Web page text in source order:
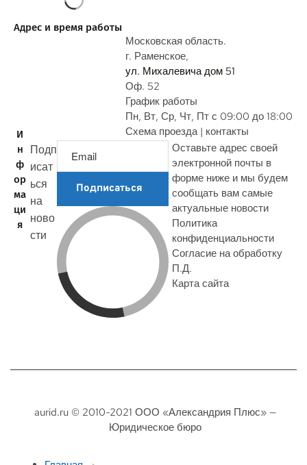
о
Адрес и время работы
Московская область.
г. Раменское,
ул. Михалевича дом 51
Оф. 52
График работы
Пн, Вт, Ср, Чт, Пт с 09:00 до 18:00
Схема проезда | контакты
И
н
ф
ор
ма
ци
я
Подп
исат
ься
на
ново
сти
Подписаться
Оставьте адрес своей
электронной почты в
форме ниже и мы будем
сообщать вам самые
актуальные новости
Политика
конфиденциальности
Согласие на обработку
П.Д.
Карта сайта
aurid.ru © 2010-2021 ООО «Александрия Плюс» —
Юридическое бюро